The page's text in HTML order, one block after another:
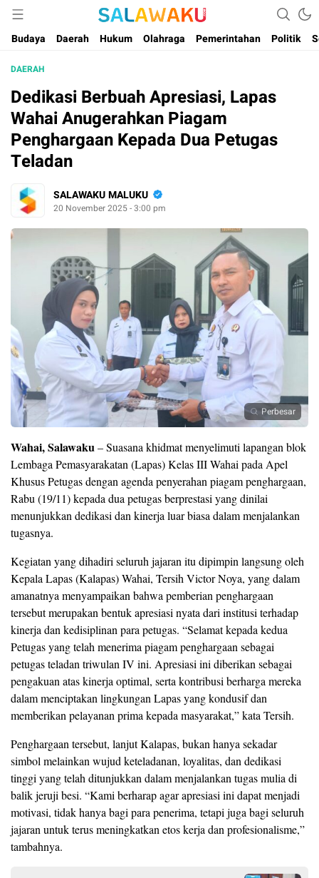
Salawaku Maluku
Salam dan Warta Anak Maluku
Budaya
Daerah Hukum Olahraga Pemerintahan Politik
DAERAH
Dedikasi Berbuah Apresiasi, Lapas
Wahai Anugerahkan Piagam
Penghargaan Kepada Dua Petugas
Teladan
SALAWAKU MALUKU
20 November 2025 - 3:00 pm
Perbesar
Wahai, Salawaku– Suasana khidmat menyelimuti lapangan blok
Lembaga Pemasyarakatan (Lapas) Kelas III Wahai pada Apel
Khusus Petugas dengan agenda penyerahan piagam penghargaan,
Rabu (19/11) kepada dua petugas berprestasi yang dinilai
menunjukkan dedikasi dan kinerja luar biasa dalam menjalankan
tugasnya.
Kegiatan yang dihadiri seluruh jajaran itu dipimpin langsung oleh
Kepala Lapas (Kalapas) Wahai, Tersih Victor Noya, yang dalam
amanatnya menyampaikan bahwa pemberian penghargaan
tersebut merupakan bentuk apresiasi nyata dari institusi terhadap
kinerja dan kedisiplinan para petugas. “Selamat kepada kedua
Petugas yang telah menerima piagam penghargaan sebagai
petugas teladan triwulan IV ini. Apresiasi ini diberikan sebagai
pengakuan atas kinerja optimal, serta kontribusi berharga mereka
dalam menciptakan lingkungan Lapas yang kondusif dan
memberikan pelayanan prima kepada masyarakat,” kata Tersih.
Penghargaan tersebut, lanjut Kalapas, bukan hanya sekadar
simbol melainkan wujud keteladanan, loyalitas, dan dedikasi
tinggi yang telah ditunjukkan dalam menjalankan tugas mulia di
balik jeruji besi. “Kami berharap agar apresiasi ini dapat menjadi
motivasi, tidak hanya bagi para penerima, tetapi juga bagi seluruh
jajaran untuk terus meningkatkan etos kerja dan profesionalisme,”
tambahnya.